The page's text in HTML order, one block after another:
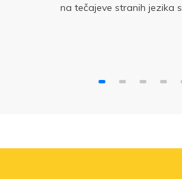
na tečajeve stranih jezika